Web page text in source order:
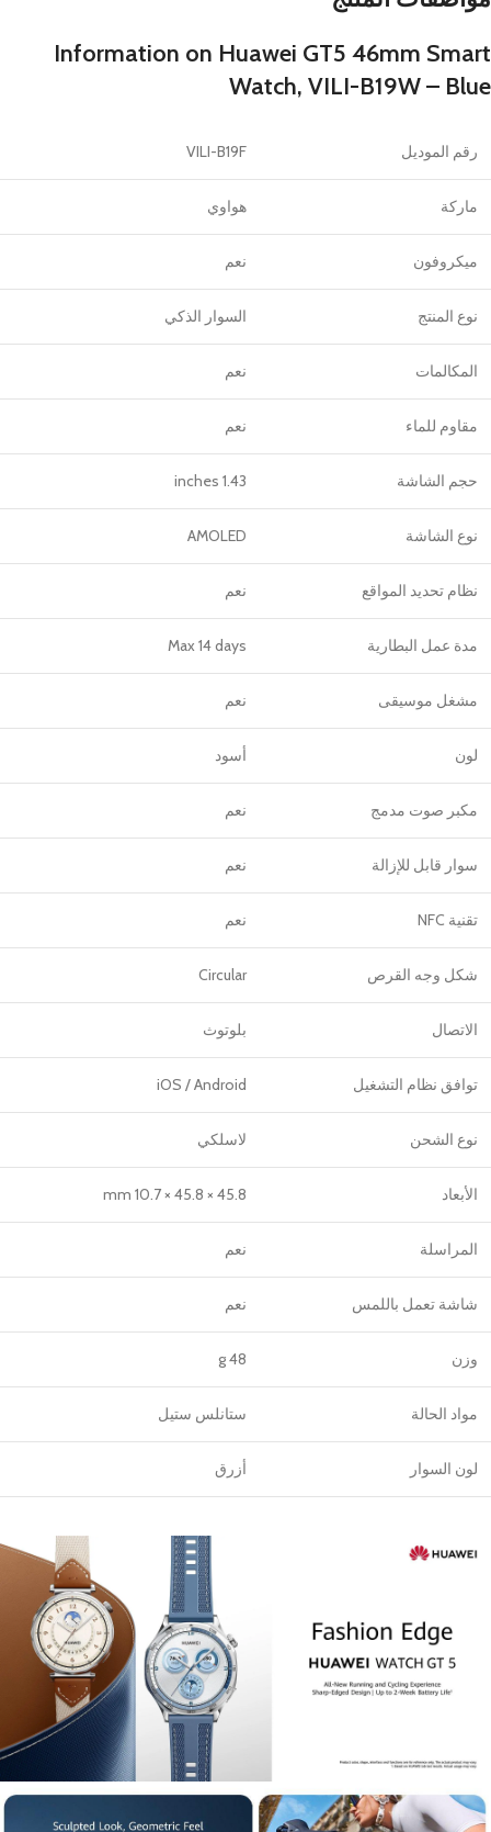
Information on Huawei GT5 46mm Smart
Watch, VILI-B19W – Blue
رقم الموديل VILI-B19F
ماركة هواوي
ميكروفون نعم
نوع المنتج السوار الذكي
المكالمات نعم
مقاوم للماء نعم
حجم الشاشة 1.43 inches
نوع الشاشة AMOLED
نظام تحديد المواقع نعم
مدة عمل البطارية Max 14 days
مشغل موسيقى نعم
لون أسود
مكبر صوت مدمج نعم
سوار قابل للإزالة نعم
تقنية NFC نعم
شكل وجه القرص Circular
الاتصال بلوتوث
توافق نظام التشغيل iOS / Android
نوع الشحن لاسلكي
الأبعاد 45.8 × 45.8 × 10.7 mm
المراسلة نعم
شاشة تعمل باللمس نعم
وزن 48 g
مواد الحالة ستانلس ستيل
لون السوار أزرق